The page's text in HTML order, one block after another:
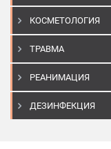
КОСМЕТОЛОГИЯ
ТРАВМА
РЕАНИМАЦИЯ
ДЕЗИНФЕКЦИЯ